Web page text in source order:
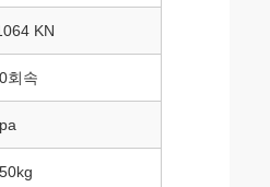
KN
회속